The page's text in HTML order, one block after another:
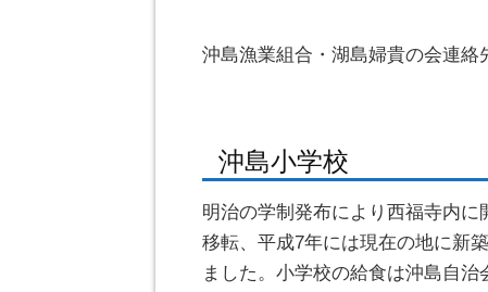
沖島漁業組合・湖島婦貴の会連絡
沖島小学校
明治の学制発布により西福寺内
移転、平成7年には現在の地に新
ました。小学校の給食は沖島自治